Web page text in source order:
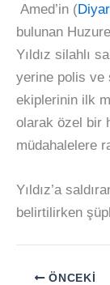
Amed’in (
bulunan
Yıldız silahlı
yerine polis ve
ekiplerinin ilk
olarak özel bir
müdahalelere
Yıldız’a
belirtilirken
ÖNCEKI